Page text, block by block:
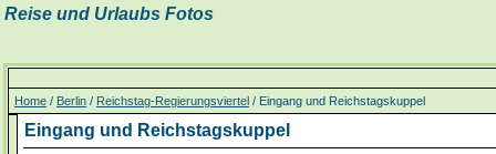
Reise und Urlaubs Fotos
Home / Berlin / Reichstag-Regierungsviertel / Eingang und Reichstagskuppel
Eingang und Reichstagskuppel